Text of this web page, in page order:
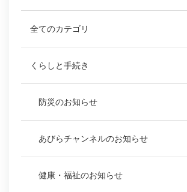
全てのカテゴリ
くらしと手続き
防災のお知らせ
あびらチャンネルのお知らせ
健康・福祉のお知らせ